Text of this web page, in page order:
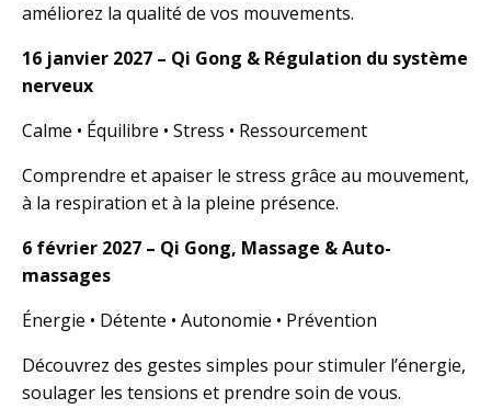
améliorez la qualité de vos mouvements.
16 janvier 2027 – Qi Gong & Régulation du système
nerveux
Calme • Équilibre • Stress • Ressourcement
Comprendre et apaiser le stress grâce au mouvement,
à la respiration et à la pleine présence.
6 février 2027 – Qi Gong, Massage & Auto-
massages
Énergie • Détente • Autonomie • Prévention
Découvrez des gestes simples pour stimuler l’énergie,
soulager les tensions et prendre soin de vous.